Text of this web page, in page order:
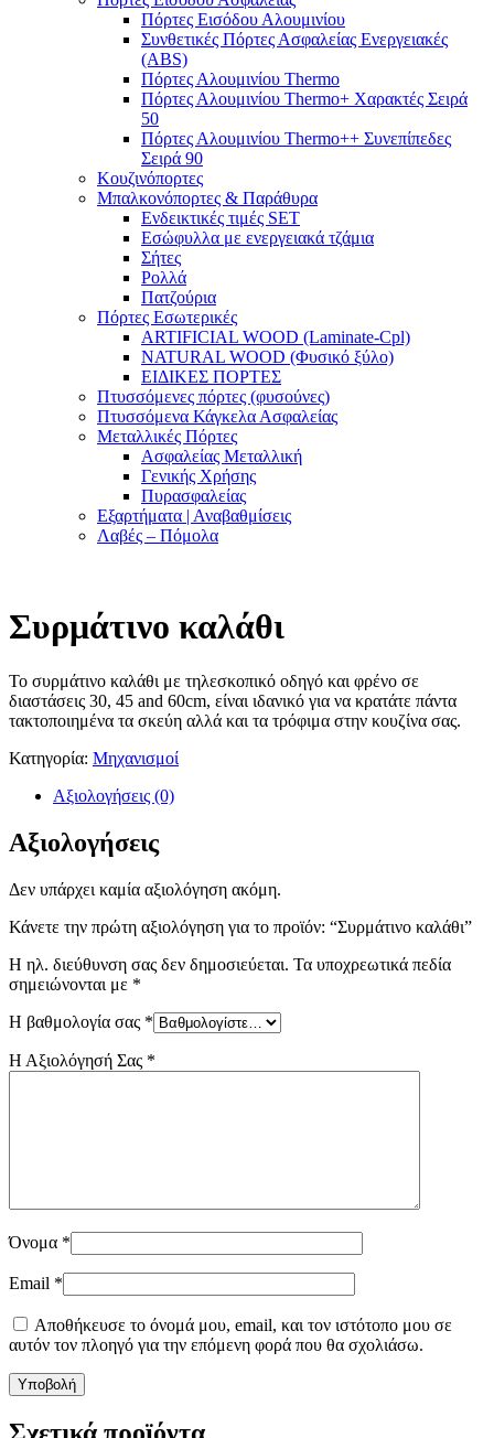
Πόρτες Eισόδου Αλουμινίου
Συνθετικές Πόρτες Ασφαλείας Ενεργειακές
(ABS)
Πόρτες Αλουμινίου Thermo
Πόρτες Αλουμινίου Thermo+ Χαρακτές Σειρά
50
Πόρτες Αλουμινίου Thermo++ Συνεπίπεδες
Σειρά 90
Κουζινόπορτες
Μπαλκονόπορτες & Παράθυρα
Ενδεικτικές τιμές SET
Εσώφυλλα με ενεργειακά τζάμια
Σήτες
Ρολλά
Πατζούρια
Πόρτες Εσωτερικές
ARTIFICIAL WOOD (Laminate-Cpl)
NATURAL WOOD (Φυσικό ξύλο)
ΕΙΔΙΚΕΣ ΠΟΡΤΕΣ
Πτυσσόμενες πόρτες (φυσούνες)
Πτυσσόμενα Κάγκελα Ασφαλείας
Μεταλλικές Πόρτες
Ασφαλείας Μεταλλική
Γενικής Χρήσης
Πυρασφαλείας
Εξαρτήματα | Αναβαθμίσεις
Λαβές – Πόμολα
Συρμάτινο καλάθι
Το συρμάτινο καλάθι με τηλεσκοπικό οδηγό και φρένο σε
διαστάσεις 30, 45 and 60cm, είναι ιδανικό για να κρατάτε πάντα
τακτοποιημένα τα σκεύη αλλά και τα τρόφιμα στην κουζίνα σας.
Κατηγορία: Μηχανισμοί
Αξιολογήσεις (0)
Αξιολογήσεις
Δεν υπάρχει καμία αξιολόγηση ακόμη.
Κάνετε την πρώτη αξιολόγηση για το προϊόν: “Συρμάτινο καλάθι”
Η ηλ. διεύθυνση σας δεν δημοσιεύεται. Τα υποχρεωτικά πεδία
σημειώνονται με *
Η βαθμολογία σας *
Η Αξιολόγησή Σας *
Όνομα *
Email *
Αποθήκευσε το όνομά μου, email, και τον ιστότοπο μου σε
αυτόν τον πλοηγό για την επόμενη φορά που θα σχολιάσω.
Σχετικά προϊόντα